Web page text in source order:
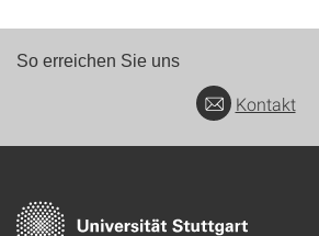
So erreichen Sie uns
Kontakt